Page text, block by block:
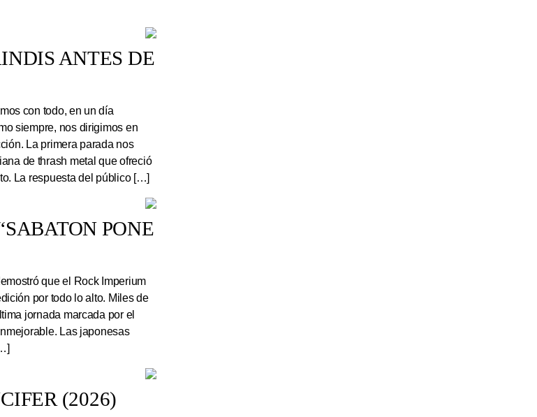
ANTES DE
con todo, en un día
siempre, nos dirigimos en
La primera parada nos
de thrash metal que ofreció
La respuesta del público […]
PONE
que el Rock Imperium
por todo lo alto. Miles de
jornada marcada por el
Las japonesas
(2026)